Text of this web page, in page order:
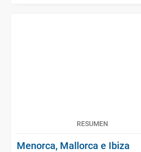
RESUMEN
Menorca, Mallorca e Ibiza